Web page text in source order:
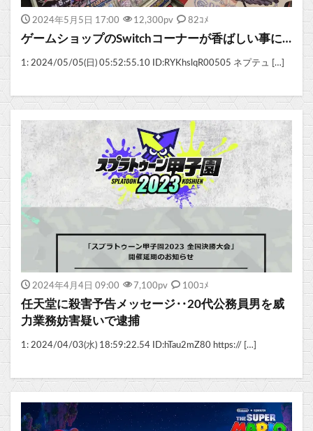
2024年5月5日 17:00 12,300pv 82ｺﾒ
ゲームショップのSwitchコーナーが香ばしい事に…
1: 2024/05/05(日) 05:52:55.10 ID:RYKhslqR00505 ネプテュ […]
2024年4月4日 09:00 7,100pv 100ｺﾒ
任天堂に殺害予告メッセージ‥20代公務員男を威
力業務妨害疑いで逮捕
1: 2024/04/03(水) 18:59:22.54 ID:hTau2mZ80 https:// […]